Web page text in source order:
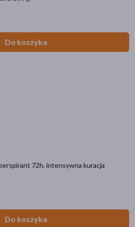
Do koszyka
72h, intensywna kuracja
Do koszyka